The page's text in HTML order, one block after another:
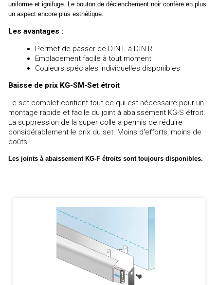
uniforme et ignifuge. Le bouton de déclenchement noir confère en plus
un aspect encore plus esthétique.
Les avantages :
Permet de passer de DIN L à DIN R
Emplacement facile à tout moment
Couleurs spéciales individuelles disponibles
Baisse de prix KG-SM-Set étroit
Le set complet contient tout ce qui est nécessaire pour un
montage rapide et facile du joint à abaissement KG-S étroit.
La suppression de la super colle a permis de réduire
considérablement le prix du set. Moins d'efforts, moins de
coûts !
Les joints à abaissement KG-F étroits sont toujours disponibles.